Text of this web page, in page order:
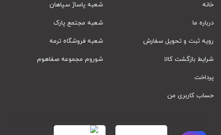
خانه
درباره ما
رویه ثبت و تحویل سفارش
شرایط بازگشت کالا
پرداخت
حساب کاربری من
شعبه پاساژ سپاهان
شعبه مجتمع پارک
شعبه فروشگاه ترمه
شوروم مجموعه صفاهوم